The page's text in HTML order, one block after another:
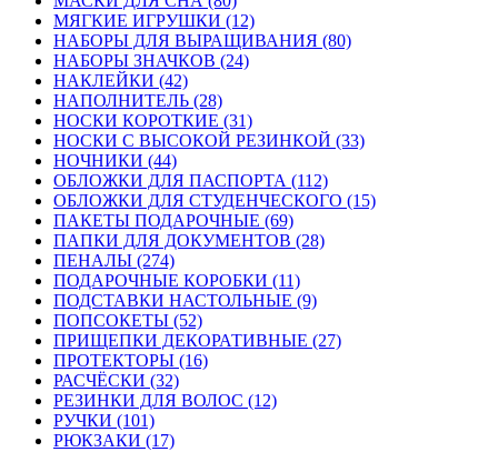
МЯГКИЕ ИГРУШКИ (12)
НАБОРЫ ДЛЯ ВЫРАЩИВАНИЯ (80)
НАБОРЫ ЗНАЧКОВ (24)
НАКЛЕЙКИ (42)
НАПОЛНИТЕЛЬ (28)
НОСКИ КОРОТКИЕ (31)
НОСКИ С ВЫСОКОЙ РЕЗИНКОЙ (33)
НОЧНИКИ (44)
ОБЛОЖКИ ДЛЯ ПАСПОРТА (112)
ОБЛОЖКИ ДЛЯ СТУДЕНЧЕСКОГО (15)
ПАКЕТЫ ПОДАРОЧНЫЕ (69)
ПАПКИ ДЛЯ ДОКУМЕНТОВ (28)
ПЕНАЛЫ (274)
ПОДАРОЧНЫЕ КОРОБКИ (11)
ПОДСТАВКИ НАСТОЛЬНЫЕ (9)
ПОПСОКЕТЫ (52)
ПРИЩЕПКИ ДЕКОРАТИВНЫЕ (27)
ПРОТЕКТОРЫ (16)
РАСЧЁСКИ (32)
РЕЗИНКИ ДЛЯ ВОЛОС (12)
РУЧКИ (101)
РЮКЗАКИ (17)